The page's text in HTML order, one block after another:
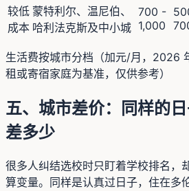
较低
成本
蒙特利尔、温尼伯、
哈利法克斯及中小城
700 -
1,000
生活费按城市分档（加元/月，2026
租或寄宿家庭为基准，仅供参考）
五、城市差价：同样的
差多少
很多人纠结选校时只盯着学校排名，
算变量。同样是认真过日子，住在多